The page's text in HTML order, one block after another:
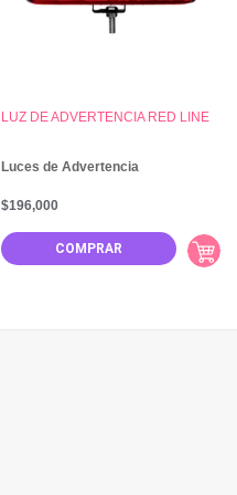
Luces de Advertencia
LUZ DE ADVERTENCIA RED LINE
COMPRAR
$196,000